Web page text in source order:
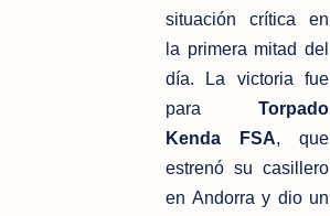
situación crítica en
la primera mitad del
día. La victoria fue
para Torpado
Kenda FSA, que
estrenó su casillero
en Andorra y dio un